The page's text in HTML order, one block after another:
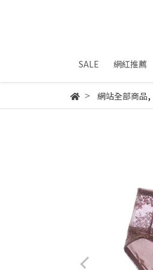
SALE 網紅推薦
網站全部商品,